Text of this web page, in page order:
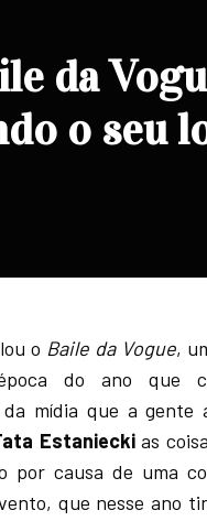
da
o seu
o Baile da Vogue,
do ano que
da mídia que a
Estanieckias
por causa de uma
que nesse ano